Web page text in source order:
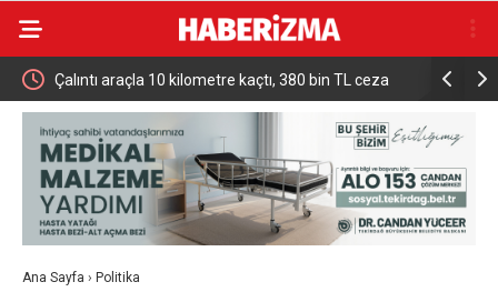
Çalıntı araçla 10 kilometre kaçtı, 380 bin TL ceza
yedi
Mekke
İddialara
Ana Sayfa › Politika